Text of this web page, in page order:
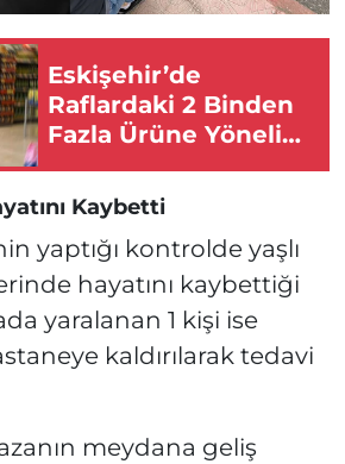
Eskişehir’de
Raflardaki 2 Binden
Fazla Ürüne Yönelik
Ekipler Harekete
Geçti!
Kaybetti
yaptığı kontrolde yaşlı
hayatını kaybettiği
yaralanan 1 kişi ise
kaldırılarak tedavi
meydana geliş